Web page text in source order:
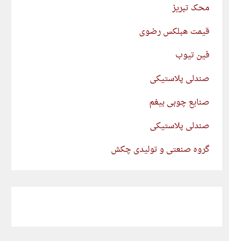
محک تبریز
قیمت هبلکس رضوی
فین تیوب
صندلی پلاستیکی
صنایع چوبی بیغم
صندلی پلاستیکی
گروه صنعتی و تولیدی چکش